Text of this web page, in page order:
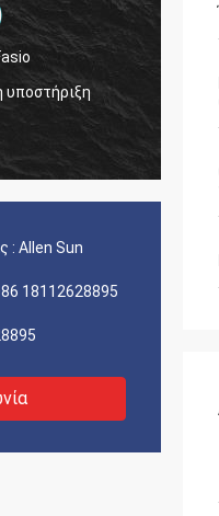
υποστήριξη
: Allen Sun
18112628895